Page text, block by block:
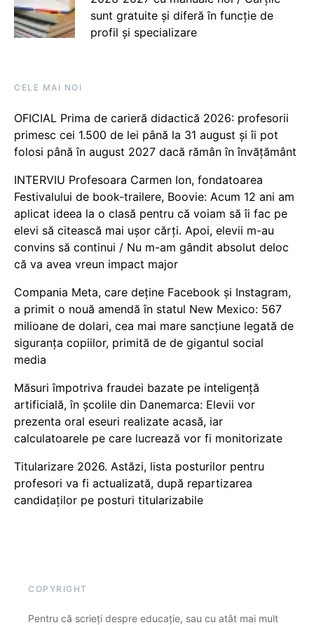
sunt gratuite și diferă în funcție de
profil și specializare
CELE MAI NOI
OFICIAL Prima de carieră didactică 2026: profesorii
primesc cei 1.500 de lei până la 31 august și îi pot
folosi până în august 2027 dacă rămân în învățământ
INTERVIU Profesoara Carmen Ion, fondatoarea
Festivalului de book-trailere, Boovie: Acum 12 ani am
aplicat ideea la o clasă pentru că voiam să îi fac pe
elevi să citească mai ușor cărți. Apoi, elevii m-au
convins să continui / Nu m-am gândit absolut deloc
că va avea vreun impact major
Compania Meta, care deține Facebook și Instagram,
a primit o nouă amendă în statul New Mexico: 567
milioane de dolari, cea mai mare sancțiune legată de
siguranța copiilor, primită de de gigantul social
media
Măsuri împotriva fraudei bazate pe inteligență
artificială, în școlile din Danemarca: Elevii vor
prezenta oral eseuri realizate acasă, iar
calculatoarele pe care lucrează vor fi monitorizate
Titularizare 2026. Astăzi, lista posturilor pentru
profesori va fi actualizată, după repartizarea
candidaților pe posturi titularizabile
COPYRIGHT
Pentru că scrieți despre educație, sau cu atât mai mult